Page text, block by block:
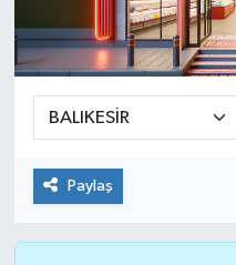
Paylaş
Yaşam